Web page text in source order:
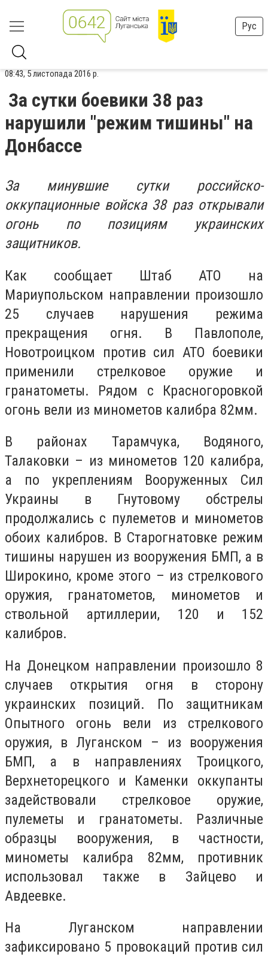
Рус
08:43, 5 листопада 2016 р.
За сутки боевики 38 раз
нарушили "режим тишины" на
Донбассе
За минувшие сутки российско-
оккупационные войска 38 раз открывали
огонь по позициям украинских
защитников.
Как сообщает Штаб АТО на
Мариупольском направлении произошло
25 случаев нарушения режима
прекращения огня. В Павлополе,
Новотроицком против сил АТО боевики
применили стрелковое оружие и
гранатометы. Рядом с Красногоровкой
огонь вели из минометов калибра 82мм.
В районах Тарамчука, Водяного,
Талаковки – из минометов 120 калибра,
а по укреплениям Вооруженных Сил
Украины в Гнутовому обстрелы
продолжались с пулеметов и минометов
обоих калибров. В Старогнатовке режим
тишины нарушен из вооружения БМП, а в
Широкино, кроме этого – из стрелкового
оружия, гранатометов, минометов и
ствольной артиллерии, 120 и 152
калибров.
На Донецком направлении произошло 8
случаев открытия огня в сторону
украинских позиций. По защитникам
Опытного огонь вели из стрелкового
оружия, в Луганском – из вооружения
БМП, а в направлениях Троицкого,
Верхнеторецкого и Каменки оккупанты
задействовали стрелковое оружие,
пулеметы и гранатометы. Различные
образцы вооружения, в частности,
минометы калибра 82мм, противник
использовал также в Зайцево и
Авдеевке.
На Луганском направлении
зафиксировано 5 провокаций против сил